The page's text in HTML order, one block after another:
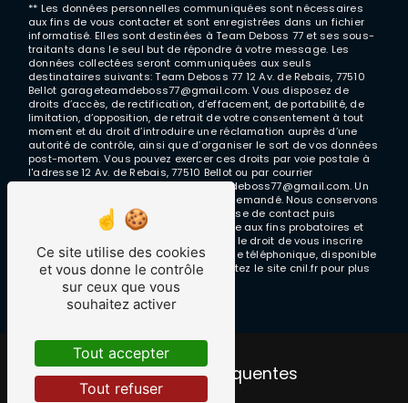
** Les données personnelles communiquées sont nécessaires
aux fins de vous contacter et sont enregistrées dans un fichier
informatisé. Elles sont destinées à Team Deboss 77 et ses sous-
traitants dans le seul but de répondre à votre message. Les
données collectées seront communiquées aux seuls
destinataires suivants: Team Deboss 77 12 Av. de Rebais, 77510
Bellot garageteamdeboss77@gmail.com. Vous disposez de
droits d’accès, de rectification, d’effacement, de portabilité, de
limitation, d’opposition, de retrait de votre consentement à tout
moment et du droit d’introduire une réclamation auprès d’une
autorité de contrôle, ainsi que d’organiser le sort de vos données
post-mortem. Vous pouvez exercer ces droits par voie postale à
l'adresse 12 Av. de Rebais, 77510 Bellot ou par courrier
électronique à l'adresse garageteamdeboss77@gmail.com. Un
justificatif d'identité pourra vous être demandé. Nous conservons
vos données pendant la période de prise de contact puis
pendant la durée de prescription légale aux fins probatoires et
de gestion des contentieux. Vous avez le droit de vous inscrire
sur la liste d'opposition au démarchage téléphonique, disponible
à cette adresse:Bloctel.gouv.fr. Consultez le site cnil.fr pour plus
d’informations sur vos droits.
Recherches fréquentes
Ce site utilise des cookies
et vous donne le contrôle
sur ceux que vous
souhaitez activer
Tout accepter
Tout refuser